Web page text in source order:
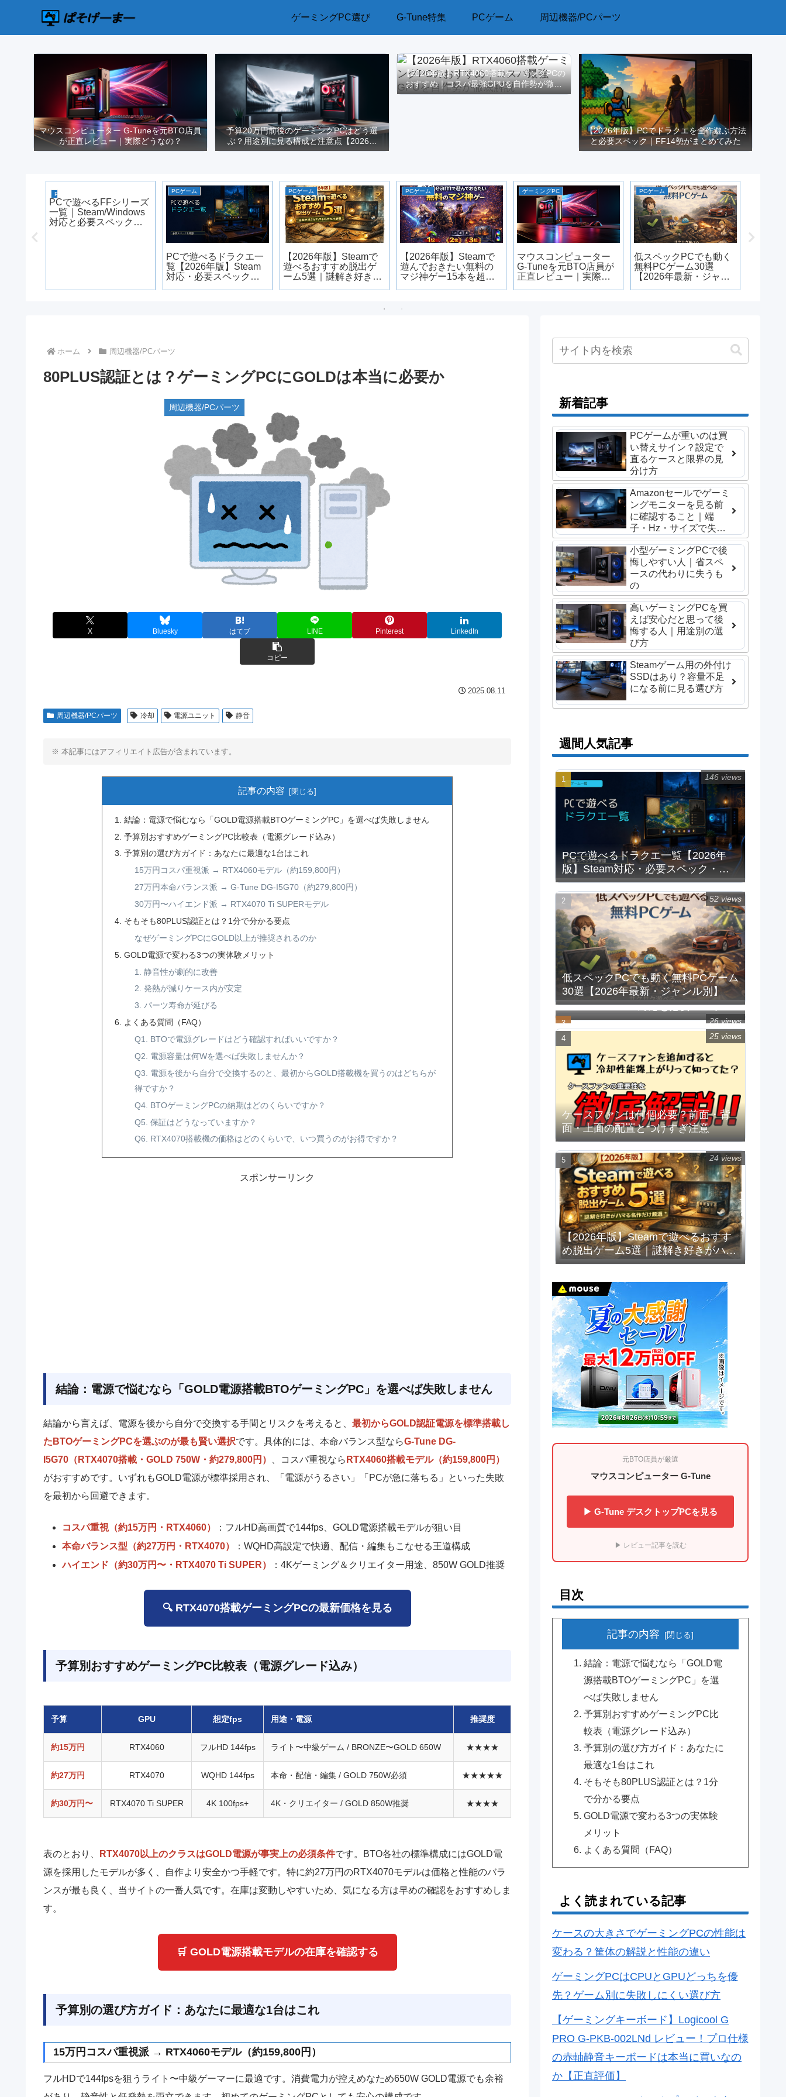
ゲーミングPC選び G-Tune特集 PCゲーム 周辺機器/PCパーツ
マウスコンピューター G-Tuneを元BTO店員
が正直レビュー｜実際どうなの？
予算20万円前後のゲーミングPCはどう選
ぶ？用途別に見る構成と注意点【2026年
版】
【2026年版】RTX4060搭載ゲーミングPCの
おすすめ｜コスパ最強GPUを自作勢が徹底
解説
【2026年版】PCでドラクエを全作遊ぶ方法
と必要スペック｜FF14勢がまとめてみた
PCゲーム
PCで遊べるFFシリーズ
一覧｜Steam/Windows
対応と必要スペック
PCゲーム
PCで遊べるドラクエ一
覧【2026年版】Steam
対応・必要スペック・
PCゲーム
【2026年版】Steamで
遊べるおすすめ脱出ゲ
ーム5選｜謎解き好きが
PCゲーム
【2026年版】Steamで
遊んでおきたい無料の
マジ神ゲー15本を超厳
ゲーミングPC
マウスコンピューター
G-Tuneを元BTO店員が
正直レビュー｜実際ど
PCゲーム
低スペックPCでも動く
無料PCゲーム30選
【2026年最新・ジャン
理【
ホーム 周辺機器/PCパーツ
80PLUS認証とは？ゲーミングPCにGOLDは本当に必要か
周辺機器/PCパーツ
X Bluesky はてブ LINE Pinterest LinkedIn
コピー
2025.08.11
周辺機器/PCパーツ 冷却 電源ユニット 静音
※ 本記事にはアフィリエイト広告が含まれています。
記事の内容
結論：電源で悩むなら「GOLD電源搭載BTOゲーミングPC」を選べば失敗しません
予算別おすすめゲーミングPC比較表（電源グレード込み）
予算別の選び方ガイド：あなたに最適な1台はこれ
15万円コスパ重視派 → RTX4060モデル（約159,800円）
27万円本命バランス派 → G-Tune DG-I5G70（約279,800円）
30万円〜ハイエンド派 → RTX4070 Ti SUPERモデル
そもそも80PLUS認証とは？1分で分かる要点
なぜゲーミングPCにGOLD以上が推奨されるのか
GOLD電源で変わる3つの実体験メリット
1. 静音性が劇的に改善
2. 発熱が減りケース内が安定
3. パーツ寿命が延びる
よくある質問（FAQ）
Q1. BTOで電源グレードはどう確認すればいいですか？
Q2. 電源容量は何Wを選べば失敗しませんか？
Q3. 電源を後から自分で交換するのと、最初からGOLD搭載機を買うのはどちらが
得ですか？
Q4. BTOゲーミングPCの納期はどのくらいですか？
Q5. 保証はどうなっていますか？
Q6. RTX4070搭載機の価格はどのくらいで、いつ買うのがお得ですか？
スポンサーリンク
結論：電源で悩むなら「GOLD電源搭載BTOゲーミングPC」を選べば失敗しません
結論から言えば、電源を後から自分で交換する手間とリスクを考えると、 最初からGOLD認証電源を標準搭載し
たBTOゲーミングPCを選ぶのが最も賢い選択です。具体的には、本命バランス型ならG-Tune DG-
I5G70（RTX4070搭載・GOLD 750W・約279,800円）
、コスパ重視なら RTX4060搭載モデル（約159,800円）
がおすすめです。いずれもGOLD電源が標準採用され、「電源がうるさい」「PCが急に落ちる」といった失敗
を最初から回避できます。
コスパ重視（約15万円・RTX4060）
：フルHD高画質で144fps、GOLD電源搭載モデルが狙い目
本命バランス型（約27万円・RTX4070）
：WQHD高設定で快適、配信・編集もこなせる王道構成
ハイエンド（約30万円〜・RTX4070 Ti SUPER）
：4Kゲーミング＆クリエイター用途、850W GOLD推奨
🔍 RTX4070搭載ゲーミングPCの最新価格を見る
予算別おすすめゲーミングPC比較表（電源グレード込み）
予算 GPU 想定fps 用途・電源 推奨度
約15万円 RTX4060 フルHD 144fps ライト〜中級ゲーム / BRONZE〜GOLD 650W ★★★★
約27万円 RTX4070 WQHD 144fps 本命・配信・編集 / GOLD 750W必須 ★★★★★
約30万円〜 RTX4070 Ti SUPER 4K 100fps+ 4K・クリエイター / GOLD 850W推奨 ★★★★
表のとおり、 RTX4070以上のクラスはGOLD電源が事実上の必須条件です。BTO各社の標準構成にはGOLD電
源を採用したモデルが多く、自作より安全かつ手軽です。特に約27万円のRTX4070モデルは価格と性能のバラ
ンスが最も良く、当サイトの一番人気です。在庫は変動しやすいため、気になる方は早めの確認をおすすめしま
す。
🛒 GOLD電源搭載モデルの在庫を確認する
予算別の選び方ガイド：あなたに最適な1台はこれ
15万円コスパ重視派 → RTX4060モデル（約159,800円）
フルHDで144fpsを狙うライト〜中級ゲーマーに最適です。消費電力が控えめなため650W GOLD電源でも余裕
新着記事
PCゲームが重いのは買
い替えサイン？設定で
直るケースと限界の見
分け方
Amazonセールでゲーミ
ングモニターを見る前
に確認すること｜端
子・Hz・サイズで失敗
しない選び方
小型ゲーミングPCで後
悔しやすい人｜省スペ
ースの代わりに失うも
の
高いゲーミングPCを買
えば安心だと思って後
悔する人｜用途別の選
び方
Steamゲーム用の外付け
SSDはあり？容量不足
になる前に見る選び方
週間人気記事
PCで遊べるドラクエ一覧【2026年
版】Steam対応・必要スペック・重
い時の対処法
146 views
低スペックPCでも動く無料PCゲーム
30選【2026年最新・ジャンル別】
52 views
PCで遊べるFFシリーズ一覧｜
Steam/Windows対応と必要スペック
【2026年版】
26 views
ケースファンは何個必要？前面・背
面・上面の配置とつけすぎ注意
25 views
【2026年版】Steamで遊べるおすす
め脱出ゲーム5選｜謎解き好きがハマ
る名作だけ厳選
24 views
元BTO店員が厳選
マウスコンピューター G-Tune
▶ G-Tune デスクトップPCを見る
▶ レビュー記事を読む
目次
記事の内容
結論：電源で悩むなら「GOLD電
源搭載BTOゲーミングPC」を選
べば失敗しません
予算別おすすめゲーミングPC比
較表（電源グレード込み）
予算別の選び方ガイド：あなたに
最適な1台はこれ
そもそも80PLUS認証とは？1分
で分かる要点
GOLD電源で変わる3つの実体験
メリット
よくある質問（FAQ）
よく読まれている記事
ケースの大きさでゲーミングPCの性能は
変わる？筐体の解説と性能の違い
ゲーミングPCはCPUとGPUどっちを優
先？ゲーム別に失敗しにくい選び方
【ゲーミングキーボード】Logicool G
PRO G-PKB-002LNd レビュー！プロ仕様
の赤軸静音キーボードは本当に買いなの
か【正直評価】